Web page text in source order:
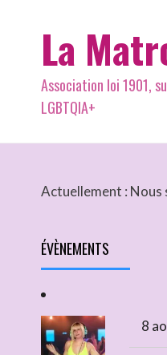
La
Association loi 1901,
LGBTQIA+
Actuellement : Nous
ÉVÈNEMENTS
8